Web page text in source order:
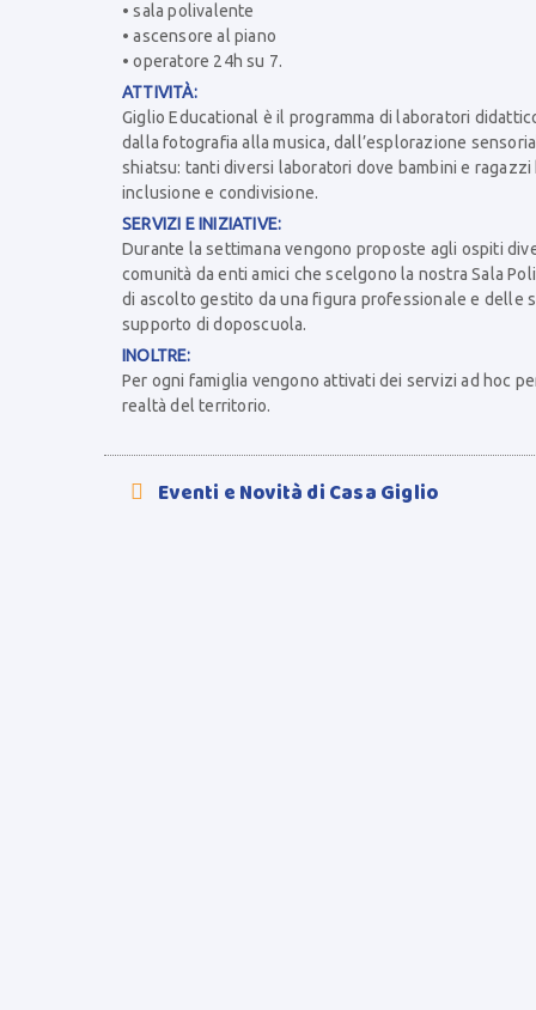
• sala polivalente
• ascensore al piano
• operatore 24h su 7.
ATTIVITÀ:
Giglio Educational è il programma di laboratori
dalla fotografia alla musica, dall’esplorazione
shiatsu: tanti diversi laboratori dove bambini e
inclusione e condivisione.
SERVIZI E INIZIATIVE:
Durante la settimana vengono proposte agli ospiti
comunità da enti amici che scelgono la nostra Sala
di ascolto gestito da una figura professionale e delle
supporto di doposcuola.
INOLTRE:
Per ogni famiglia vengono attivati dei servizi ad hoc
realtà del territorio.
 Eventi e Novità di Casa Giglio